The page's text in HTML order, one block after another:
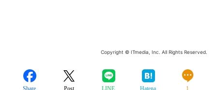
Copyright © ITmedia, Inc. All Rights Reserved.
Share Post LINE Hatena 1